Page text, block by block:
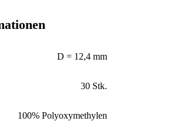
D = 12,4 mm
30 Stk.
100% Polyoxymethylen